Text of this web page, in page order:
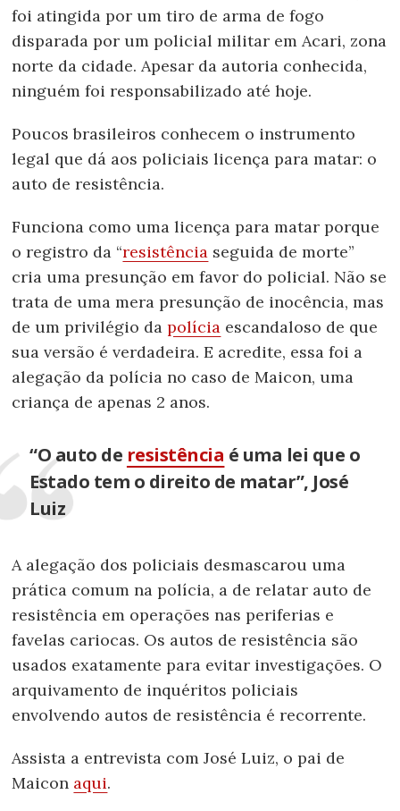
foi atingida por um tiro de arma de fogo
disparada por um policial militar em Acari, zona
norte da cidade. Apesar da autoria conhecida,
ninguém foi responsabilizado até hoje.
Poucos brasileiros conhecem o instrumento
legal que dá aos policiais licença para matar: o
auto de resistência.
Funciona como uma licença para matar porque
o registro da “resistência seguida de morte”
cria uma presunção em favor do policial. Não se
trata de uma mera presunção de inocência, mas
de um privilégio dapolícia escandaloso de que
sua versão é verdadeira. E acredite, essa foi a
alegação da polícia no caso de Maicon, uma
criança de apenas 2 anos.
“O auto de resistência é uma lei que o
Estado tem o direito de matar”, José
Luiz
A alegação dos policiais desmascarou uma
prática comum na polícia, a de relatar auto de
resistência em operações nas periferias e
favelas cariocas. Os autos de resistência são
usados exatamente para evitar investigações. O
arquivamento de inquéritos policiais
envolvendo autos de resistência é recorrente.
Assista a entrevista com José Luiz, o pai de
Maicon aqui.